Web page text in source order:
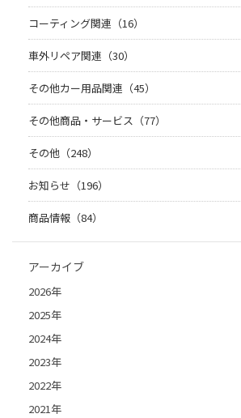
コーティング関連（16）
車外リペア関連（30）
その他カー用品関連（45）
その他商品・サービス（77）
その他（248）
お知らせ（196）
商品情報（84）
アーカイブ
2026年
2025年
2024年
2023年
2022年
2021年